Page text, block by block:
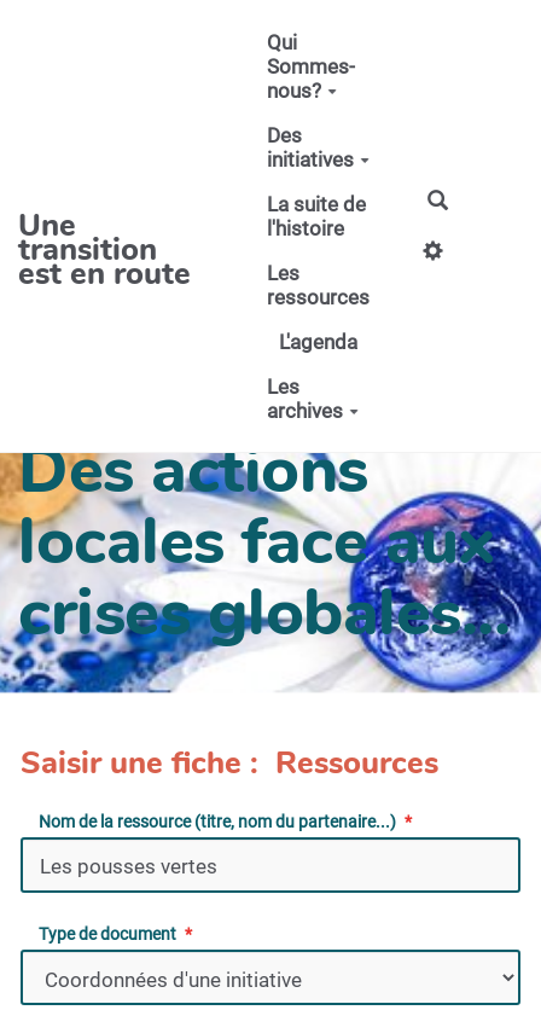
Une
transition
est en route
Qui
Sommes-
nous?
Des
initiatives
La suite de
l'histoire
Les
ressources
L'agenda
Les
archives
Des actions
locales face aux
crises globales...
Saisir une fiche : Ressources
Nom de la ressource (titre, nom du partenaire...)
Type de document